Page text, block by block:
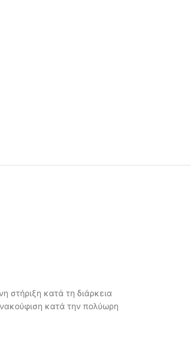
στήριξη κατά τη διάρκεια
κατά την πολύωρη